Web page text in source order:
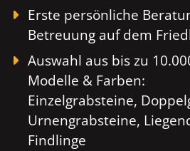
Erste persönliche
Betreuung auf dem
Auswahl aus bis zu
Modelle & Farben:
Einzelgrabsteine,
Urnengrabsteine,
Findlinge